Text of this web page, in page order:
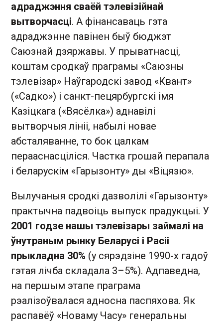
адраджэння сваёй тэлевізійнай
вытворчасці. А фінансаваць гэта
адраджэнне павінен быў бюджэт
Саюзнай дзяржавы. У прыватнасці,
коштам сродкаў праграмы «Саюзны
тэлевізар» Наўгародскі завод «Квант»
(«Садко») і санкт-пецярбургскі імя
Казіцкага («Вясёлка») аднавілі
вытворчыя лініі, набылі новае
абсталяванне, то бок цалкам
перааснасціліся. Частка грошай перапала
і беларускім «Гарызонту» ды «Віцязю».
Вылучаныя сродкі дазволілі «Гарызонту»
практычна падвоіць выпуск прадукцыі. У
2001 годзе нашы тэлевізары займалі на
ўнутраным рынку Беларусі і Расіі
прыкладна 30% (у сярэдзіне 1990-х гадоў
гэтая лічба складала 3–5%). Адпаведна,
на першым этапе праграма
рэалізоўвалася адносна паспяхова. Як
распавёў «Новаму Часу» генеральны